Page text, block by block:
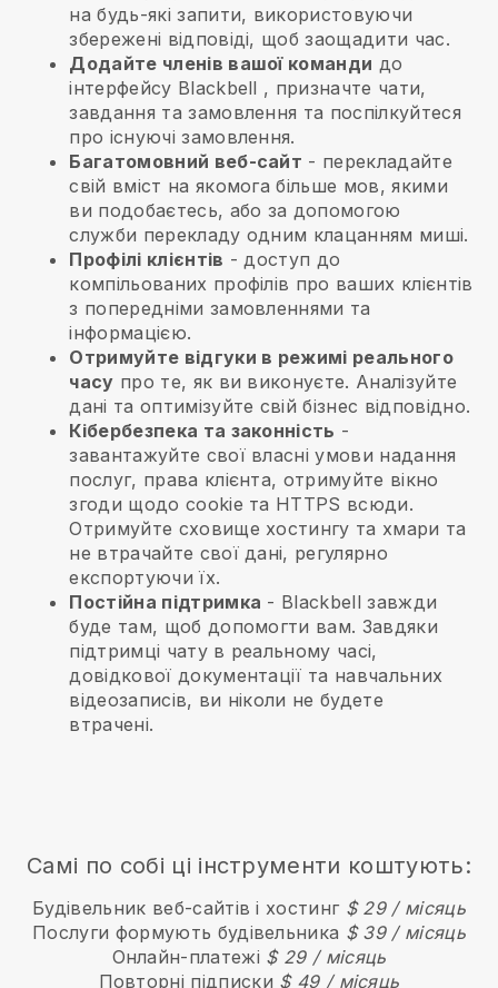
на будь-які запити, використовуючи
збережені відповіді, щоб заощадити час.
Додайте членів вашої команди до
інтерфейсу Blackbell , призначте чати,
завдання та замовлення та поспілкуйтеся
про існуючі замовлення.
Багатомовний веб-сайт - перекладайте
свій вміст на якомога більше мов, якими
ви подобаєтесь, або за допомогою
служби перекладу одним клацанням миші.
Профілі клієнтів - доступ до
компільованих профілів про ваших клієнтів
з попередніми замовленнями та
інформацією.
Отримуйте відгуки в режимі реального
часу про те, як ви виконуєте. Аналізуйте
дані та оптимізуйте свій бізнес відповідно.
Кібербезпека та законність -
завантажуйте свої власні умови надання
послуг, права клієнта, отримуйте вікно
згоди щодо cookie та HTTPS всюди.
Отримуйте сховище хостингу та хмари та
не втрачайте свої дані, регулярно
експортуючи їх.
Постійна підтримка - Blackbell завжди
буде там, щоб допомогти вам. Завдяки
підтримці чату в реальному часі,
довідкової документації та навчальних
відеозаписів, ви ніколи не будете
втрачені.
Самі по собі ці інструменти коштують:
Будівельник веб-сайтів і хостинг $ 29 / місяць
Послуги формують будівельника $ 39 / місяць
Онлайн-платежі $ 29 / місяць
Повторні підписки $ 49 / місяць